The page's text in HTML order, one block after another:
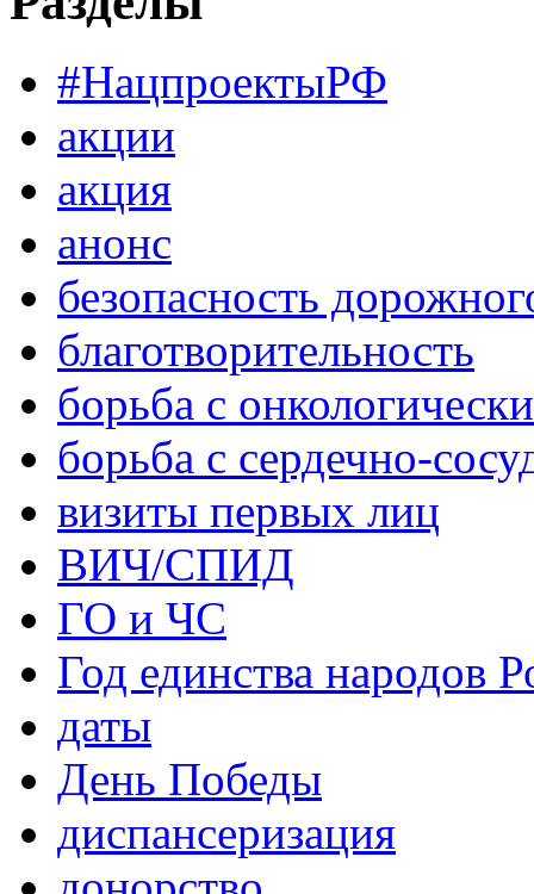
#НацпроектыРФ
акции
акция
анонс
безопасность
благотворительность
борьба с
борьба с сердечно-
визиты первых лиц
ВИЧ/СПИД
ГО и ЧС
Год единства народов
даты
День Победы
диспансеризация